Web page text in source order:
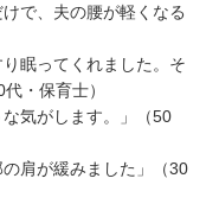
で、夫の腰が軽くなる
眠ってくれました。そ
・保育士）
気がします。」（50
肩が緩みました」（30